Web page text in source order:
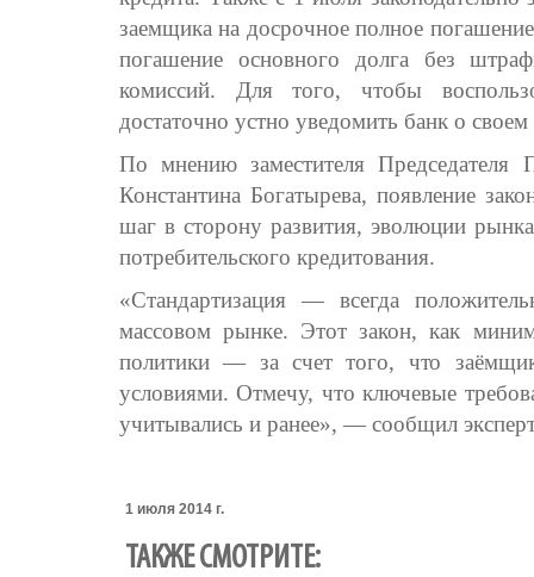
заемщика на досрочное полное
погашение основного долга без
комиссий. Для того, чтобы
достаточно устно уведомить банк о
По мнению заместителя Председателя
Константина Богатырева, появление
шаг в сторону развития, эволюции
потребительского кредитования.
«Стандартизация — всегда
массовом рынке. Этот закон, как
политики — за счет того, что
условиями. Отмечу, что ключевые
учитывались и ранее», — сообщил
1 июля 2014 г.
ТАКЖЕ СМОТРИТЕ: